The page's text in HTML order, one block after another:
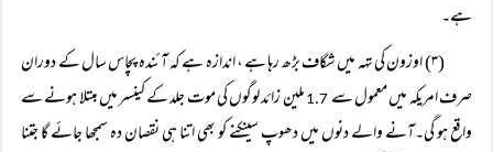
ہے۔
(۳) اوزون کی تہہ میں شگاف بڑھ رہا ہے ، اندازہ ہے کہ آئندہ پچاس سال کے دوران
صرف امریکہ میں معمول سے
ملین زائد لوگوں کی موت جلد کے کینسر میں مبتلا ہونے سے
واقع ہو گی۔آنے والے دنوں میں دھوپ سینکنے کو بھی اتنا ہی نقصان دہ سمجھا جائے گا جتنا